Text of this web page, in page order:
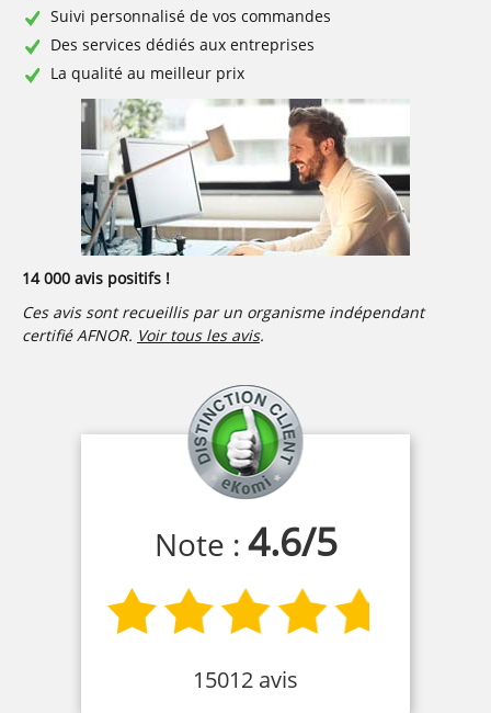
Suivi personnalisé de vos commandes
Des services dédiés aux entreprises
La qualité au meilleur prix
14 000 avis positifs !
Ces avis sont recueillis par un organisme indépendant
certifié AFNOR. Voir tous les avis.
Note : 4.6/5
15012 avis